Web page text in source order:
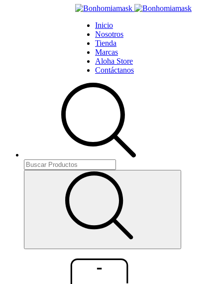
Inicio
Nosotros
Tienda
Marcas
Aloha Store
Contáctanos